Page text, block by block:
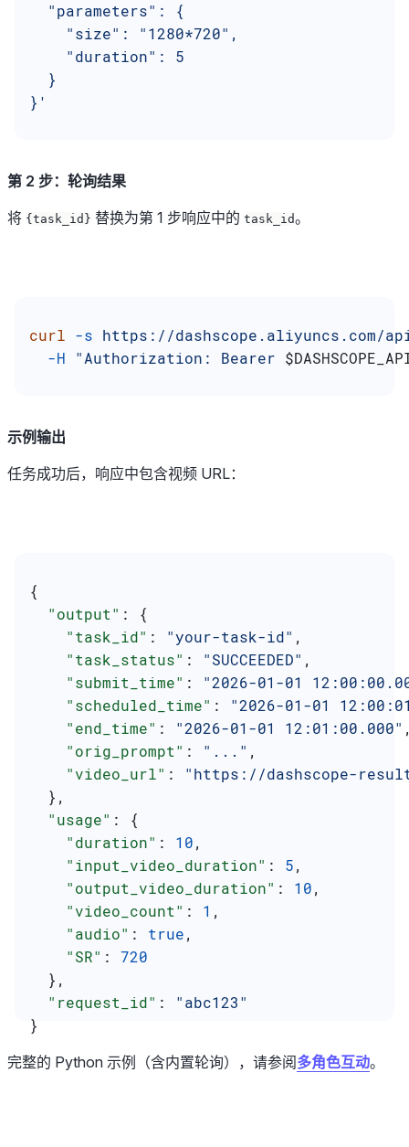
  "parameters": {
    "size": "1280*720",
    "duration": 5
  }
}'
第 2 步：轮询结果
将 {task_id} 替换为第 1 步响应中的 task_id。
curl -s https://dashscope.aliyuncs.com/
  -H
"Authorization: Bearer
示例输出
任务成功后，响应中包含视频 URL：
{
  "output"
: {
    "task_id"
: "your-task-id" ,
    "task_status"
: "SUCCEEDED" ,
    "submit_time"
: "2026-01-01
    "scheduled_time"
: "2026-01-01
    "end_time"
: "2026-01-01 12:01:00.000"
    "orig_prompt"
: "..." ,
    "video_url"
: "https://dashscope-
  },
  "usage"
: {
    "duration"
: 10,
    "input_video_duration"
: 5,
    "output_video_duration"
: 10,
    "video_count"
: 1 ,
    "audio"
: true,
    "SR"
: 720
  },
  "request_id"
: "abc123"
}
完整的 Python 示例（含内置轮询），请参阅多角色互动。